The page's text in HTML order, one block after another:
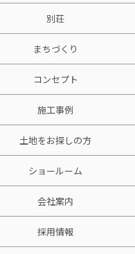
別荘
まちづくり
コンセプト
施工事例
土地をお探しの方
ショールーム
会社案内
採用情報